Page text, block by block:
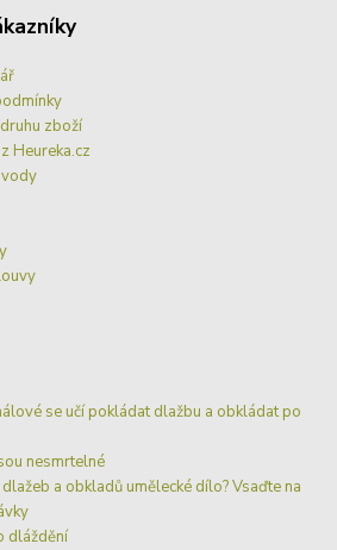
zboží
Heureka.cz
se učí pokládat dlažbu a obkládat po
nesmrtelné
a obkladů umělecké dílo? Vsaďte na
dláždění